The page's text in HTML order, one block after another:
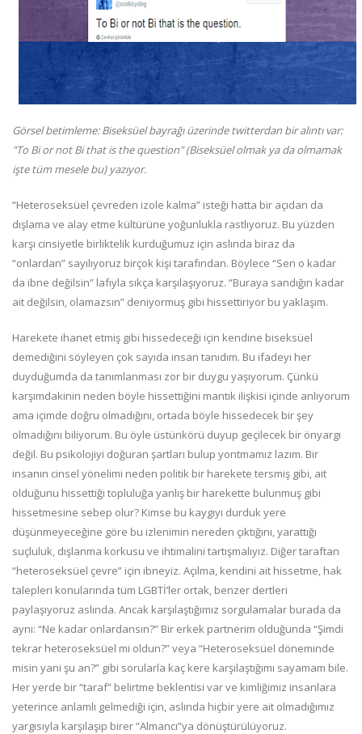
Görsel betimleme: Biseksüel bayrağı üzerinde twitterdan bir alıntı var:
"To Bi or not Bi that is the question" (Biseksüel olmak ya da olmamak
işte tüm mesele bu) yazıyor.
“Heteroseksüel çevreden izole kalma” isteği hatta bir açıdan da
dışlama ve alay etme kültürüne yoğunlukla rastlıyoruz. Bu yüzden
karşı cinsiyetle birliktelik kurduğumuz için aslında biraz da
“onlardan” sayılıyoruz birçok kişi tarafından. Böylece “Sen o kadar
da ibne değilsin” lafıyla sıkça karşılaşıyoruz. “Buraya sandığın kadar
ait değilsin, olamazsın” deniyormuş gibi hissettiriyor bu yaklaşım.
Harekete ihanet etmiş gibi hissedeceği için kendine biseksüel
demediğini söyleyen çok sayıda insan tanıdım. Bu ifadeyi her
duyduğumda da tanımlanması zor bir duygu yaşıyorum. Çünkü
karşımdakinin neden böyle hissettiğini mantık ilişkisi içinde anlıyorum
ama içimde doğru olmadığını, ortada böyle hissedecek bir şey
olmadığını biliyorum. Bu öyle üstünkörü duyup geçilecek bir önyargı
değil. Bu psikolojiyi doğuran şartları bulup yontmamız lazım. Bir
insanın cinsel yönelimi neden politik bir harekete tersmiş gibi, ait
olduğunu hissettiği topluluğa yanlış bir harekette bulunmuş gibi
hissetmesine sebep olur? Kimse bu kaygıyı durduk yere
düşünmeyeceğine göre bu izlenimin nereden çıktığını, yarattığı
suçluluk, dışlanma korkusu ve ihtimalini tartışmalıyız. Diğer taraftan
“heteroseksüel çevre” için ibneyiz. Açılma, kendini ait hissetme, hak
talepleri konularında tüm LGBTİ’ler ortak, benzer dertleri
paylaşıyoruz aslında. Ancak karşılaştığımız sorgulamalar burada da
aynı: “Ne kadar onlardansın?” Bir erkek partnerim olduğunda “Şimdi
tekrar heteroseksüel mi oldun?” veya “Heteroseksüel döneminde
misin yani şu an?” gibi sorularla kaç kere karşılaştığımı sayamam bile.
Her yerde bir “taraf” belirtme beklentisi var ve kimliğimiz insanlara
yeterince anlamlı gelmediği için, aslında hiçbir yere ait olmadığımız
yargısıyla karşılaşıp birer “Almancı”ya dönüştürülüyoruz.